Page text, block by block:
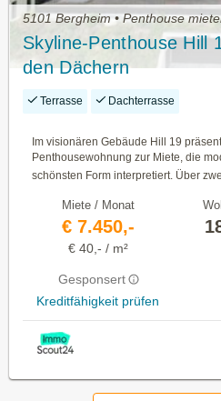
5101 Bergheim • Penthouse
Skyline-Penthouse Hill
den Dächern
Terrasse Dachterrasse
Im visionären Gebäude Hill 19
Penthousewohnung zur Miete, die
schönsten Form interpretiert. Über
Miete / Monat
€ 7.450,-
€ 40,- / m²
Gesponsert
Kreditfähigkeit prüfen